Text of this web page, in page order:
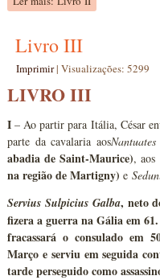
Livro III
Imprimir|Visualizações: 5299
LIVRO III
I– Ao partir para Itália, César
parte da cavalaria aosNantuates
abadia de Saint-Maurice), aos
na região de Martigny) e
Servius Sulpicius Galba, neto
fizera a guerra na Gália em
fracassará o consulado em
Março e serviu em seguida
tarde perseguido como